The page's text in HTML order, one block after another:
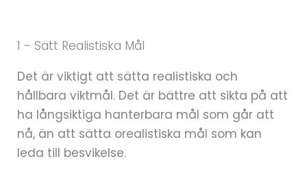
1 - Sätt Realistiska Mål
Det är viktigt att sätta realistiska och
hållbara viktmål. Det är bättre att sikta på att
ha långsiktiga hanterbara mål som går att
nå, än att sätta orealistiska mål som kan
leda till besvikelse.